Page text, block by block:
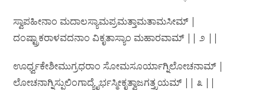
ಸ್ವಾಪಹೀನಾಂ ಮದಾಲಸ್ಯಾಮಪ್ರಮತ್ತಾಮತಾಮಸೀಮ್ |
ದಂಷ್ಟ್ರಾಕರಾಳವದನಾಂ ವಿಕೃತಾಸ್ಯಾಂ ಮಹಾರವಾಮ್ || ೨ ||
ಊರ್ಧ್ವಕೇಶೀಮುಗ್ರಧರಾಂ ಸೋಮಸೂರ್ಯಾಗ್ನಿಲೋಚನಾಮ್ |
ಲೋಚನಾಗ್ನಿಸ್ಫುಲಿಂಗಾದ್ಯೈರ್ಭಸ್ಮೀಕೃತ್ವಾಜಗತ್ತ್ರಯಮ್ || ೩ ||